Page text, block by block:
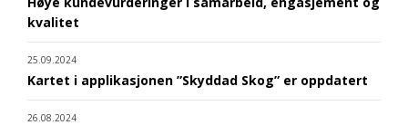
kvalitet
25.09.2024
Kartet i applikasjonen ”Skyddad Skog” er oppdatert
26.08.2024